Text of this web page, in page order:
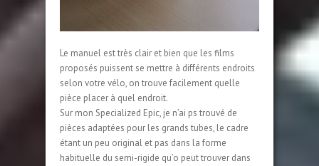
Le manuel est très clair et bien que les films
proposés puissent se mettre à différents endroits
selon votre vélo, on trouve facilement quelle
pièce placer à quel endroit.
Sur mon Specialized Epic, je n’ai ps trouvé de
pièces adaptées pour les grands tubes, le cadre
étant un peu original et pas dans la forme
habituelle du semi-rigide qu’o peut trouver dans